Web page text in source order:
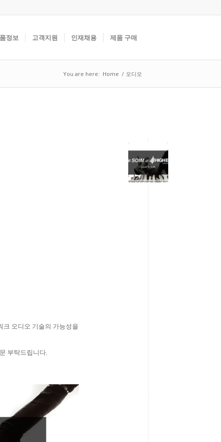
정보 고객지원 인재채용 제품 구매
You are here: Home / 오디오
오디오 기술의 가능성을
부탁드립니다.